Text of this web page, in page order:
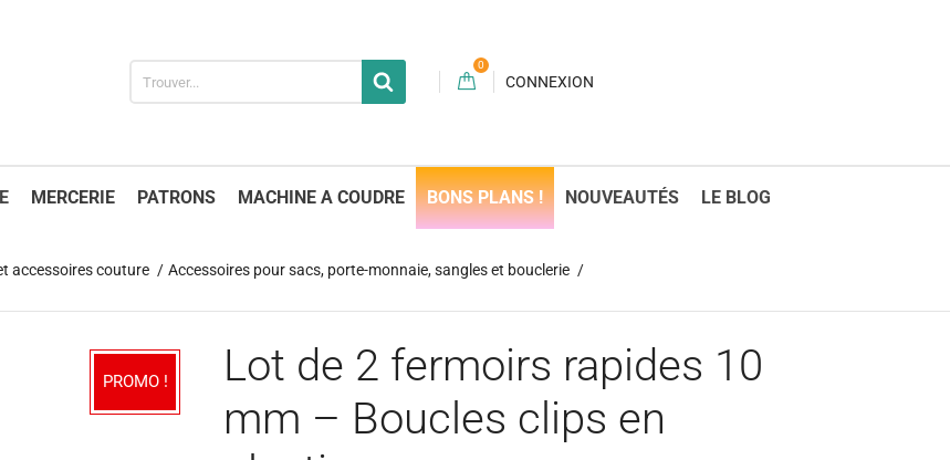
0
CONNEXION
MERCERIE PATRONS MACHINE A COUDRE BONS PLANS ! NOUVEAUTÉS LE BLOG
accessoires couture
Accessoires pour sacs, porte-monnaie, sangles et bouclerie
PROMO !
Lot de 2 fermoirs rapides 10
mm – Boucles clips en